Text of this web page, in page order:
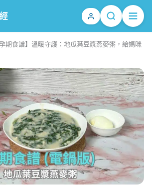
孕期食譜】溫暖守護：地瓜葉豆漿燕麥粥，給媽咪